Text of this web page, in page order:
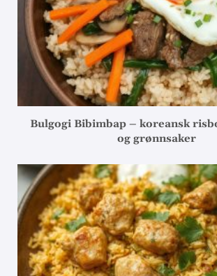
Bulgogi Bibimbap – koreansk
og grønnsaker